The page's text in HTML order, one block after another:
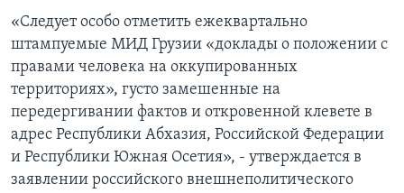
«Следует особо отметить ежеквартально
штампуемые МИД Грузии «доклады о положении с
правами человека на оккупированных
территориях», густо замешенные на
передергивании фактов и откровенной клевете в
адрес Республики Абхазия, Российской Федерации
и Республики Южная Осетия», - утверждается в
заявлении российского внешнеполитического